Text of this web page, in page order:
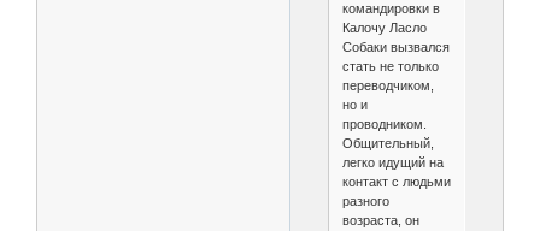
командировки в
Калочу Ласло
Собаки вызвался
стать не только
переводчиком,
но и
проводником.
Общительный,
легко идущий на
контакт с людьми
разного
возраста, он